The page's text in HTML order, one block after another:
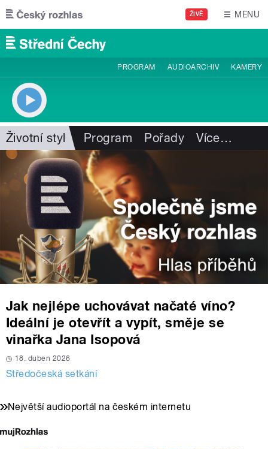
Přejít k hlavnímu obsahu
ŽIVĚ MENU
PROGRAM AUDIOARCHIV KAMERY
Životní styl Program Pořady Více…
Jak nejlépe uchovávat načaté víno?
Ideální je otevřít a vypít, směje se
vinařka Jana Isopová
18. duben 2026
Středočeská setkání
Největší audioportál na českém internetu